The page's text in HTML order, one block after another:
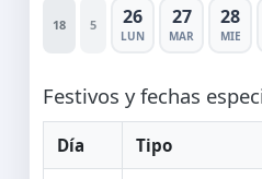
18 5 26
LUN
27
MAR
28
MIE
Festivos y fechas
Día Tipo